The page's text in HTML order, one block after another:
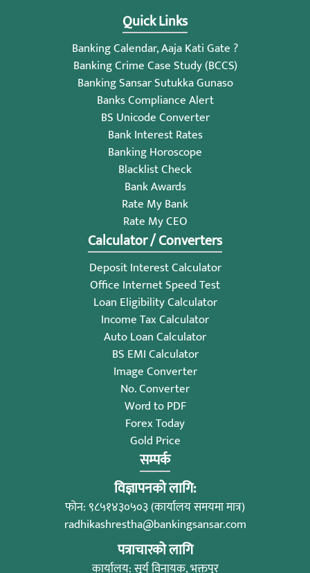
Quick Links
Banking Calendar, Aaja Kati Gate ?
Banking Crime Case Study (BCCS)
Banking Sansar Sutukka Gunaso
Banks Compliance Alert
BS Unicode Converter
Bank Interest Rates
Banking Horoscope
Blacklist Check
Bank Awards
Rate My Bank
Rate My CEO
Calculator / Converters
Deposit Interest Calculator
Office Internet Speed Test
Loan Eligibility Calculator
Income Tax Calculator
Auto Loan Calculator
BS EMI Calculator
Image Converter
No. Converter
Word to PDF
Forex Today
Gold Price
सम्पर्क
विज्ञापनको लागि:
फोन: ९८५१४३०५०३ (कार्यालय समयमा मात्र)
radhikashrestha@bankingsansar.com
पत्राचारको लागि
कार्यालय: सूर्य विनायक, भक्तपुर